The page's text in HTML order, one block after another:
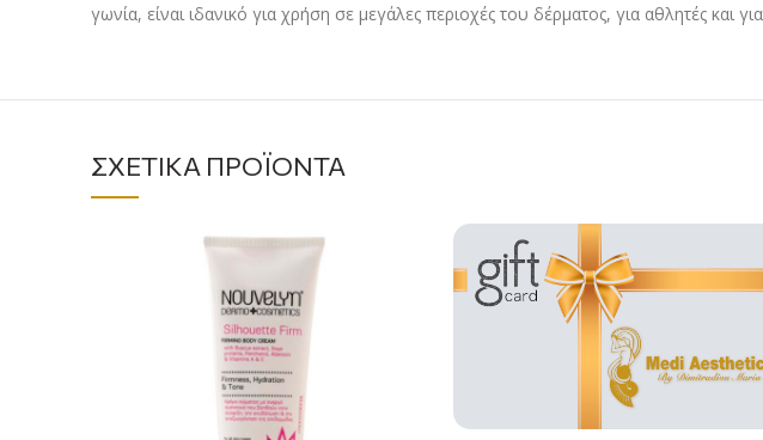
γωνία, είναι ιδανικό για χρήση σε μεγάλες περιοχές του δέρματος, για αθλητές και
ΣΧΕΤΙΚΆ ΠΡΟΪΌΝΤΑ